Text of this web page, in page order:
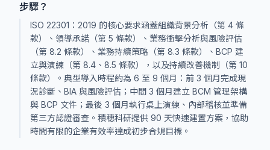
步驟？
ISO 22301：2019 的核心要求涵蓋組織背景分析（第 4 條
款）、領導承諾（第 5 條款）、業務衝擊分析與風險評估
（第 8.2 條款）、業務持續策略（第 8.3 條款）、BCP 建
立與演練（第 8.4、8.5 條款），以及持續改善機制（第 10
條款）。典型導入時程約為 6 至 9 個月：前 3 個月完成現
況診斷、BIA 與風險評估；中間 3 個月建立 BCM 管理架構
與 BCP 文件；最後 3 個月執行桌上演練、內部稽核並準備
第三方認證審查。積穗科研提供 90 天快速建置方案，協助
時間有限的企業有效率達成初步合規目標。